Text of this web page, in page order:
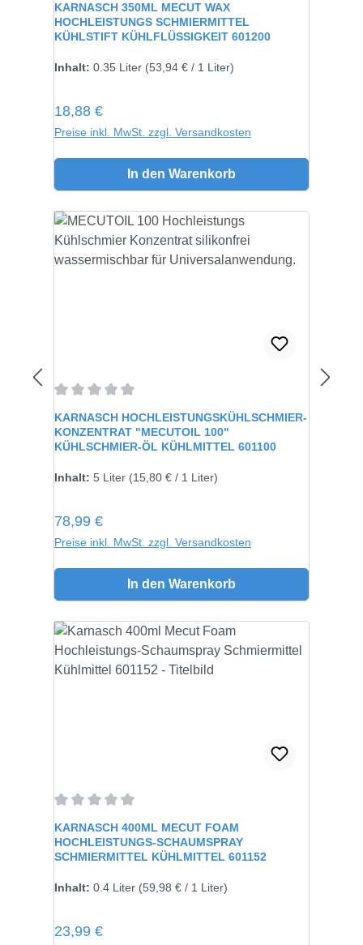
KARNASCH 350ML MECUT WAX
HOCHLEISTUNGS SCHMIERMITTEL
KÜHLSTIFT KÜHLFLÜSSIGKEIT 601200
Inhalt: 0.35 Liter (53,94 € / 1 Liter)
Regulärer Preis:
18,88 €
Preise inkl. MwSt. zzgl. Versandkosten
In den Warenkorb
Durchschnittliche Bewertung von 0 von 5 Sternen
KARNASCH HOCHLEISTUNGSKÜHLSCHMIER-
KONZENTRAT "MECUTOIL 100"
KÜHLSCHMIER-ÖL KÜHLMITTEL 601100
Inhalt: 5 Liter (15,80 € / 1 Liter)
Regulärer Preis:
78,99 €
Preise inkl. MwSt. zzgl. Versandkosten
In den Warenkorb
KARNASCH 400ML MECUT FOAM
HOCHLEISTUNGS-SCHAUMSPRAY
SCHMIERMITTEL KÜHLMITTEL 601152
Inhalt: 0.4 Liter (59,98 € / 1 Liter)
Regulärer Preis:
23,99 €